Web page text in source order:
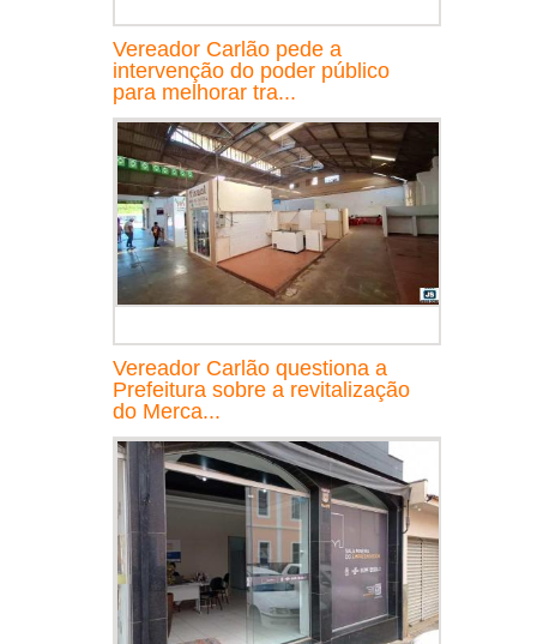
Vereador Carlão pede a
intervenção do poder público
para melhorar tra...
Vereador Carlão questiona a
Prefeitura sobre a revitalização
do Merca...